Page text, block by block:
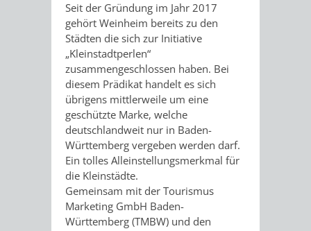
STÄDTEPARTNERSCHAFTEN
ANETCAVAILLON
IMOLA
EISLEBEN
GAN
Seit der Gründung im Jahr 2017
gehört Weinheim bereits zu den
Städten die sich zur Initiative
„Kleinstadtperlen“
zusammengeschlossen haben. Bei
diesem Prädikat handelt es sich
übrigens mittlerweile um eine
geschützte Marke, welche
deutschlandweit nur in Baden-
Württemberg vergeben werden darf.
Ein tolles Alleinstellungsmerkmal für
die Kleinstädte.
Gemeinsam mit der Tourismus
Marketing GmbH Baden-
Württemberg (TMBW) und den